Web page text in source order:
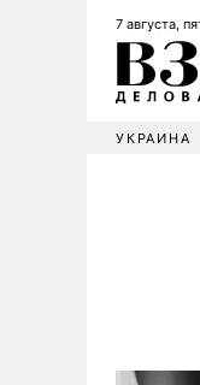
7 августа,
УКРАИНА